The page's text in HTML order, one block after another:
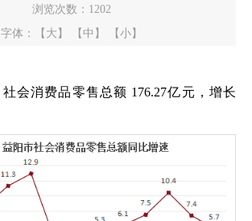
浏览次数： 1202
字体：
【大】 【中】 【小】
消费品零售总额 176.27亿元，增长